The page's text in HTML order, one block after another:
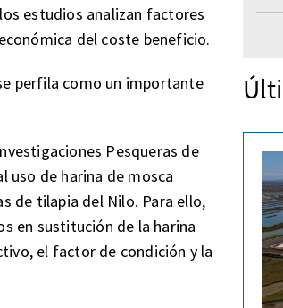
estudios analizan factores
del coste beneficio.
perfila como un importante
Pesqueras de
uso de harina de mosca
de tilapia del Nilo. Para ello,
en sustitución de la harina
el factor de condición y la